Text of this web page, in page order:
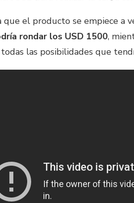
que el producto se empiece a
rondar los USD 1500,
las posibilidades que